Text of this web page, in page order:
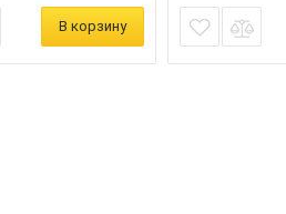
В корзину